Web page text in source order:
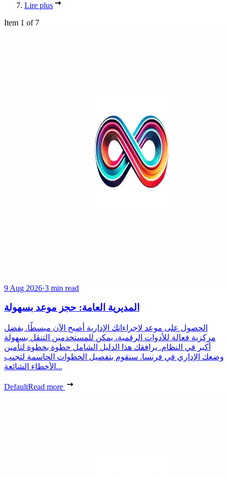
Lire plus
Item 1 of 7
9 Aug 2026·3 min read
المديرية العامة: حجز موعد بسهولة
الحصول على موعد لإجراءاتك الإدارية أصبح الآن مبسطًا. بفضل
مركزية فعالة للأدوات الرقمية، يمكن للمستخدمين التنقل بسهولة
أكبر في النظام. يرافقك هذا الدليل الشامل خطوة بخطوة لتأمين
وضعك الإداري في فرنسا. سنقوم بتفصيل الخطوات الحاسمة لتجنب
الأخطاء الشائعة...
DefaultRead more